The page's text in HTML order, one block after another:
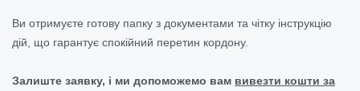
Ви отримуєте готову папку з документами та чітку інструкцію
дій, що гарантує спокійний перетин кордону.
Залиште заявку, і ми допоможемо вам вивезти кошти за